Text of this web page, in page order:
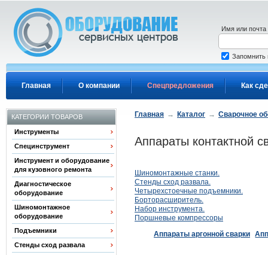
Главная О компании Спецпредложения Как
Имя или почта
Запомнить
КАТЕГОРИИ ТОВАРОВ
Инструменты
Специнструмент
Инструмент и оборудование
для кузовного ремонта
Диагностическое
оборудование
Шиномонтажное
оборудование
Подъемники
Стенды сход развала
Главная → Каталог → Сварочное
Аппараты контактной
Шиномонтажные станки.
Стенды сход развала.
Четырехстоечные подъемники.
Борторасширитель.
Набор инструмента.
Поршневые компрессоры
Аппараты аргонной сварки